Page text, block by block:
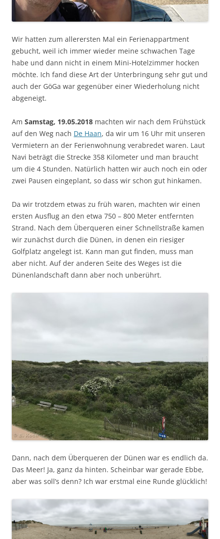
Wir hatten zum allerersten Mal ein Ferienappartment
gebucht, weil ich immer wieder meine schwachen Tage
habe und dann nicht in einem Mini-Hotelzimmer hocken
möchte. Ich fand diese Art der Unterbringung sehr gut und
auch der GöGa war gegenüber einer Wiederholung nicht
abgeneigt.
Am Samstag, 19.05.2018 machten wir nach dem Frühstück
auf den Weg nach De Haan, da wir um 16 Uhr mit unseren
Vermietern an der Ferienwohnung verabredet waren. Laut
Navi beträgt die Strecke 358 Kilometer und man braucht
um die 4 Stunden. Natürlich hatten wir auch noch ein oder
zwei Pausen eingeplant, so dass wir schon gut hinkamen.
Da wir trotzdem etwas zu früh waren, machten wir einen
ersten Ausflug an den etwa 750 – 800 Meter entfernten
Strand. Nach dem Überqueren einer Schnellstraße kamen
wir zunächst durch die Dünen, in denen ein riesiger
Golfplatz angelegt ist. Kann man gut finden, muss man
aber nicht. Auf der anderen Seite des Weges ist die
Dünenlandschaft dann aber noch unberührt.
Dann, nach dem Überqueren der Dünen war es endlich da.
Das Meer! Ja, ganz da hinten. Scheinbar war gerade Ebbe,
aber was soll’s denn? Ich war erstmal eine Runde glücklich!